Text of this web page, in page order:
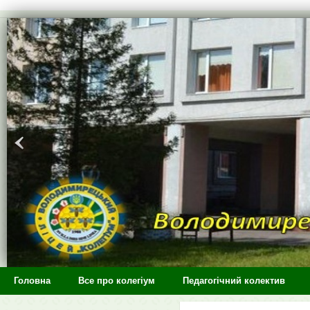
>
Головна Все про колегіум Педагогічний колектив